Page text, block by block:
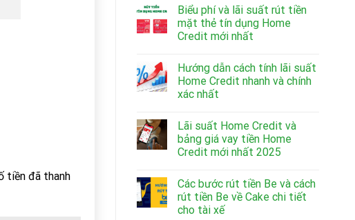
tiền đã thanh
Biểu phí và lãi suất rút tiền
mặt thẻ tín dụng Home
Credit mới nhất
Hướng dẫn cách tính lãi suất
Home Credit nhanh và chính
xác nhất
Lãi suất Home Credit và
bảng giá vay tiền Home
Credit mới nhất 2025
Các bước rút tiền Be và cách
rút tiền Be về Cake chi tiết
cho tài xế